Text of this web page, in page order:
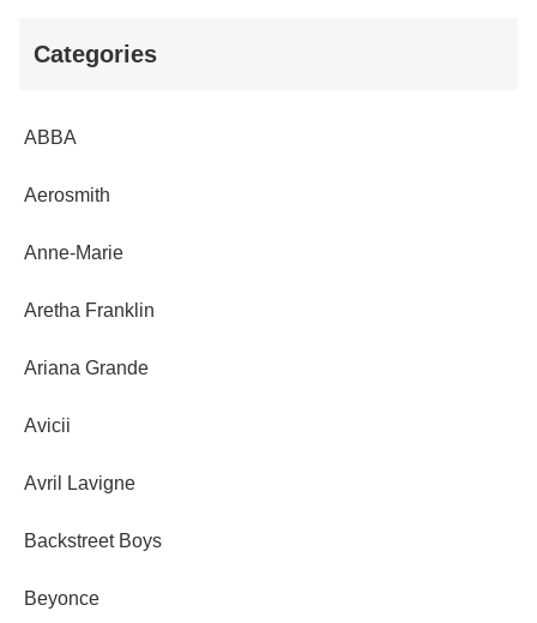
Categories
ABBA
Aerosmith
Anne-Marie
Aretha Franklin
Ariana Grande
Avicii
Avril Lavigne
Backstreet Boys
Beyonce